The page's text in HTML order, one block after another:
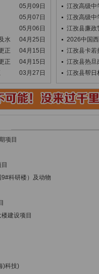
05月09日
05月07日
05月06日
水
04月25日
正
04月15日
正
04月15日
03月27日
江孜高级中
江孜高级中
江孜县廉政
2026中国
江孜县卡若
江孜县热旦
江孜县帮日
项目
科研楼）及动物
建设项目
)科技)